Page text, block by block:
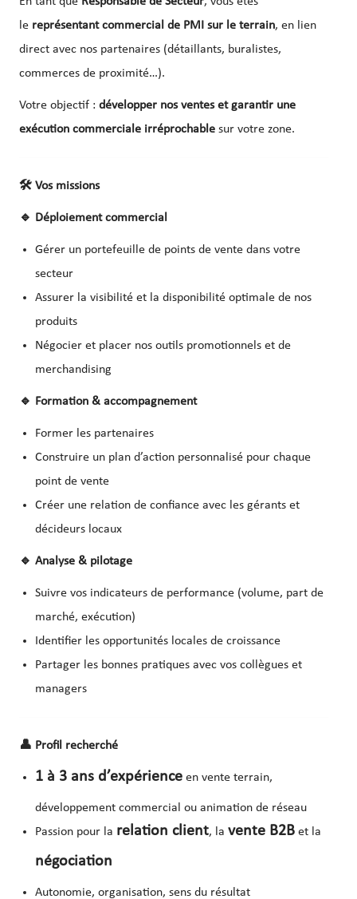
le représentant commercial de PMI sur le terrain, en lien
direct avec nos partenaires (détaillants, buralistes,
commerces de proximité…).
Votre objectif : développer nos ventes et garantir une
exécution commerciale irréprochable sur votre zone.
🛠 ️ Vos missions
🔹 Déploiement commercial
Gérer un portefeuille de points de vente dans votre
secteur
Assurer la visibilité et la disponibilité optimale de nos
produits
Négocier et placer nos outils promotionnels et de
merchandising
🔹 Formation & accompagnement
Former les partenaires
Construire un plan d’action personnalisé pour chaque
point de vente
Créer une relation de confiance avec les gérants et
décideurs locaux
🔹 Analyse & pilotage
Suivre vos indicateurs de performance (volume, part de
marché, exécution)
Identifier les opportunités locales de croissance
Partager les bonnes pratiques avec vos collègues et
managers
👤 Profil recherché
1 à 3 ans d’expérience en vente terrain,
développement commercial ou animation de réseau
Passion pour la relation client, la vente B2B et la
négociation
Autonomie, organisation, sens du résultat